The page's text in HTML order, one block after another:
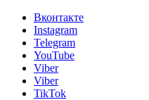
Вконтакте
Instagram
Telegram
YouTube
Viber
Viber
TikTok